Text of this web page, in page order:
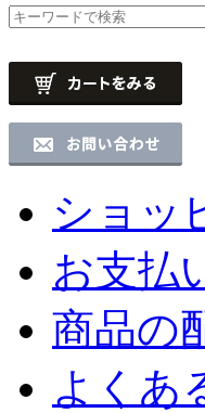
ショッ
お支払
商品の
よくあ